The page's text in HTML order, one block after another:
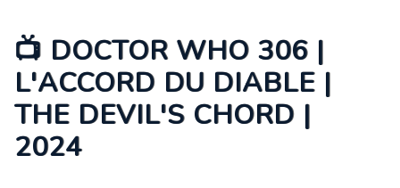
📺 DOCTOR WHO 306 |
L'ACCORD DU DIABLE |
THE DEVIL'S CHORD |
2024